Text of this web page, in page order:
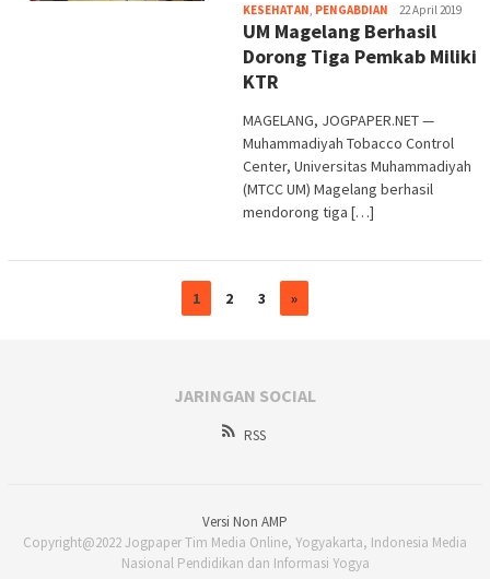
KESEHATAN, PENGABDIAN Heri
Purwata
22 April 2019
UM Magelang Berhasil
Dorong Tiga Pemkab Miliki
KTR
MAGELANG, JOGPAPER.NET —
Muhammadiyah Tobacco Control
Center, Universitas Muhammadiyah
(MTCC UM) Magelang berhasil
mendorong tiga […]
1 2 3 »
JARINGAN SOCIAL
RSS
Versi Non AMP
Copyright@2022 Jogpaper Tim Media Online, Yogyakarta, Indonesia Media
Nasional Pendidikan dan Informasi Yogya